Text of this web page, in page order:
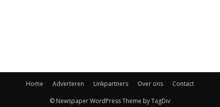
Home Adverteren Linkpartners Over ons Contact
© Newspaper WordPress Theme by TagDiv